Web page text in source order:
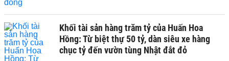
Khối tài sản hàng trăm tỷ của Huấn Hoa
Hồng: Từ biệt thự 50 tỷ, dàn siêu xe hàng
chục tỷ đến vườn tùng Nhật đắt đỏ